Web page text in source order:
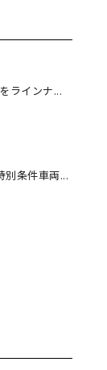
ラインナ...
条件車両...